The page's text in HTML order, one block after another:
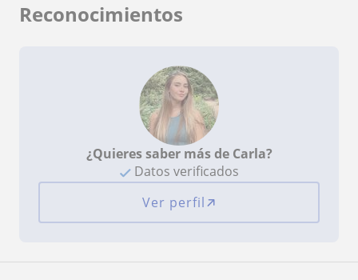
Reconocimientos
¿Quieres saber más de Carla?
Datos verificados
Ver perfil